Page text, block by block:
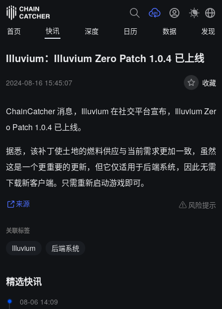
首页 快讯 深度 日历 数据 发现
Illuvium：Illuvium Zero Patch 1.0.4 已上线
2024-08-16 15:45:07 收藏
ChainCatcher 消息， Illuvium 在社交平台宣布，Illuvium Zer
o Patch 1.0.4 已上线。
据悉，该补丁使土地的燃料供应与当前需求更加一致，虽然
这是一个更重要的更新，但它仅适用于后端系统，因此无需
下载新客户端。只需重新启动游戏即可。
来源 风险提示
关联标签
Illuvium 后端系统
精选快讯
08-06 14:09